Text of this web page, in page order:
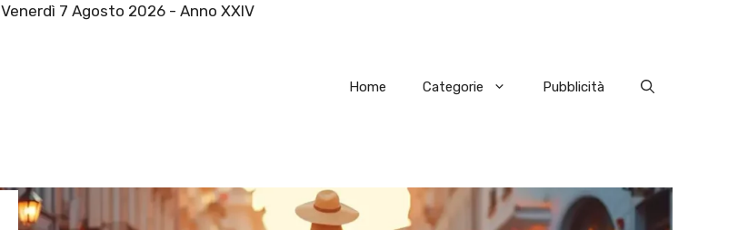
Venerdì 7 Agosto 2026 - Anno XXIV
Home Categorie Pubblicità